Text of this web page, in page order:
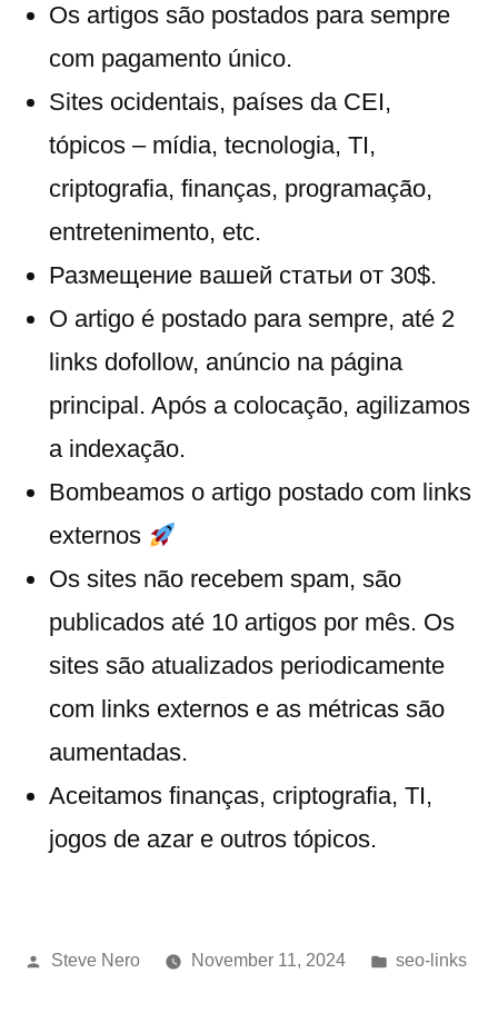
Os artigos são postados para sempre
com pagamento único.
Sites ocidentais, países da CEI,
tópicos – mídia, tecnologia, TI,
criptografia, finanças, programação,
entretenimento, etc.
Размещение вашей статьи от 30$.
O artigo é postado para sempre, até 2
links dofollow, anúncio na página
principal. Após a colocação, agilizamos
a indexação.
Bombeamos o artigo postado com links
externos
Os sites não recebem spam, são
publicados até 10 artigos por mês. Os
sites são atualizados periodicamente
com links externos e as métricas são
aumentadas.
Aceitamos finanças, criptografia, TI,
jogos de azar e outros tópicos.
Steve Nero November 11, 2024 seo-links